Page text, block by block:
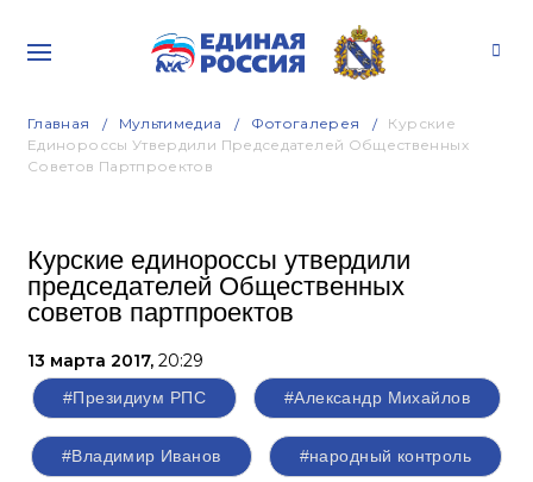
Главная Мультимедиа Фотогалерея
Курские
Единороссы Утвердили Председателей Общественных
Советов Партпроектов
Курские единороссы утвердили
председателей Общественных
советов партпроектов
13 марта 2017, 20:29
#Президиум РПС #Александр Михайлов
#Владимир Иванов #народный контроль